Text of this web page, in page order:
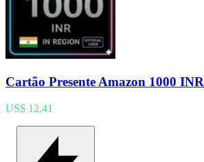
Cartão Presente Amazon 1000 INR
US$ 12,41